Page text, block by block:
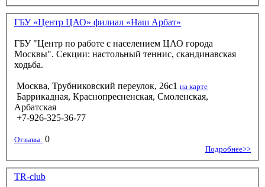
ГБУ «Центр ЦАО» филиал «Наш Арбат»
ГБУ "Центр по работе с населением ЦАО города
Москвы". Секции: настольный теннис, скандинавская
ходьба.
Москва, Трубниковский переулок, 26с1 на карте
Баррикадная, Краснопресненская, Смоленская,
Арбатская
+7-926-325-36-77
Отзывы: 0
Подробнее>>
TR-club